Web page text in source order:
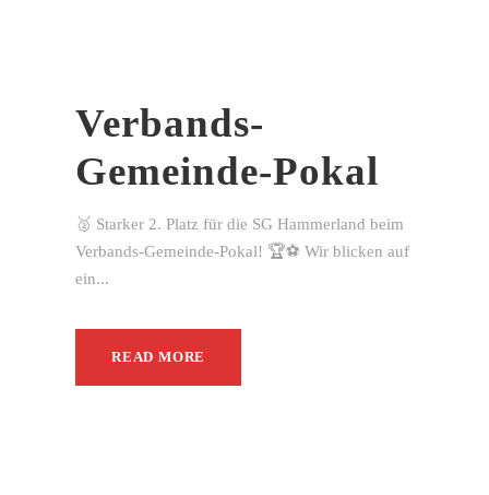
Verbands-
Gemeinde-Pokal
🥈 Starker 2. Platz für die SG Hammerland beim
Verbands-Gemeinde-Pokal! 🏆⚽ Wir blicken auf
ein...
READ MORE